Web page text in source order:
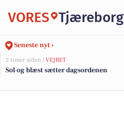
VORES Tjæreborg
Seneste nyt ›
2 timer siden | VEJRET
Sol og blæst sætter dagsordenen